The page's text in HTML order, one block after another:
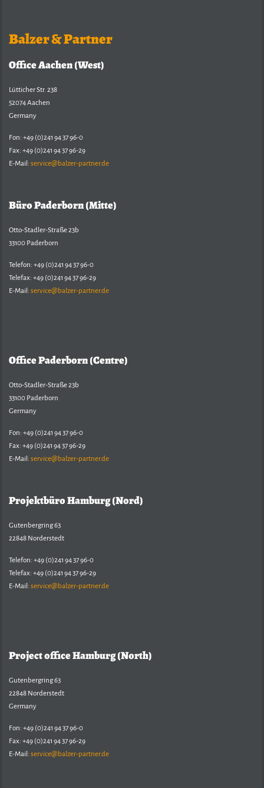
Balzer & Partner
Office Aachen (West)
Lütticher Str. 238
52074 Aachen
Germany
Fon: +49 (0)241 94 37 96-0
Fax: +49 (0)241 94 37 96-29
E-Mail: service@balzer-partner.de
Büro Paderborn (Mitte)
Otto-Stadler-Straße 23b
33100 Paderborn
Telefon: +49 (0)241 94 37 96-0
Telefax: +49 (0)241 94 37 96-29
E-Mail: service@balzer-partner.de
Office Paderborn (Centre)
Otto-Stadler-Straße 23b
33100 Paderborn
Germany
Fon: +49 (0)241 94 37 96-0
Fax: +49 (0)241 94 37 96-29
E-Mail: service@balzer-partner.de
Projektbüro Hamburg (Nord)
Gutenbergring 63
22848 Norderstedt
Telefon: +49 (0)241 94 37 96-0
Telefax: +49 (0)241 94 37 96-29
E-Mail: service@balzer-partner.de
Project office Hamburg (North)
Gutenbergring 63
22848 Norderstedt
Germany
Fon: +49 (0)241 94 37 96-0
Fax: +49 (0)241 94 37 96-29
E-Mail: service@balzer-partner.de